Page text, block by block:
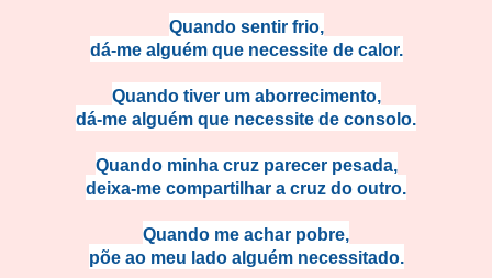
Quando sentir frio,
dá-me alguém que necessite de calor.
Quando tiver um aborrecimento,
dá-me alguém que necessite de consolo.
Quando minha cruz parecer pesada,
deixa-me compartilhar a cruz do outro.
Quando me achar pobre,
põe ao meu lado alguém necessitado.